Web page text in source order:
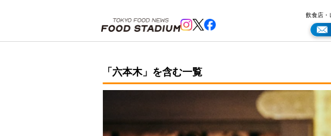
飲食店・
「六本木」を含む一覧